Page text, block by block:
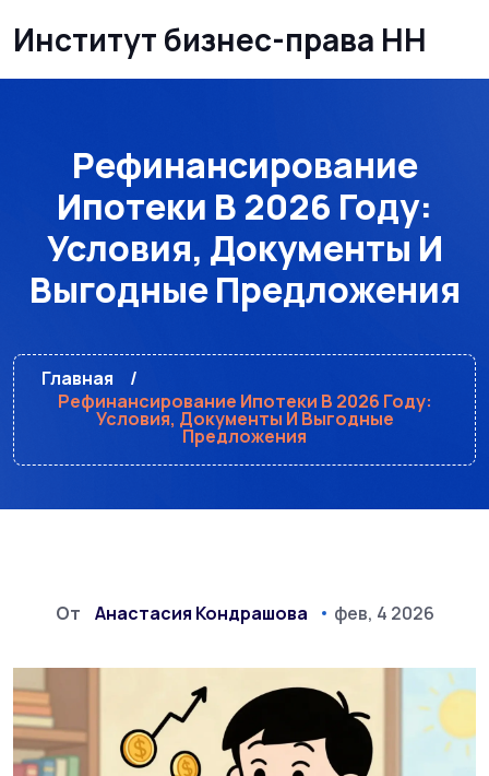
Институт бизнес-права НН
Рефинансирование
Ипотеки В 2026 Году:
Условия, Документы И
Выгодные Предложения
Главная
Рефинансирование Ипотеки В 2026 Году:
Условия, Документы И Выгодные
Предложения
От Анастасия Кондрашова фев, 4 2026